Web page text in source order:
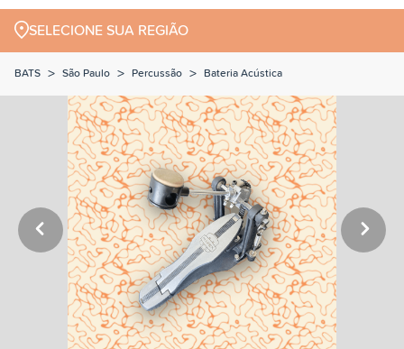
SELECIONE SUA REGIÃO
BATS > São Paulo > Percussão > Bateria Acústica